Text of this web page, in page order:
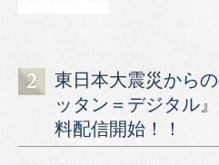
東日本大震災から
ッタン＝デジタル
料配信開始！！